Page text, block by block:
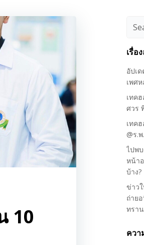
10
เรื่อ
อัปเ
เพศ
เทค
ศวร
เทค
@ร.
ไปพ
หน้า
บ้าง?
ข่าว
ถ่าย
ทรา
ควา